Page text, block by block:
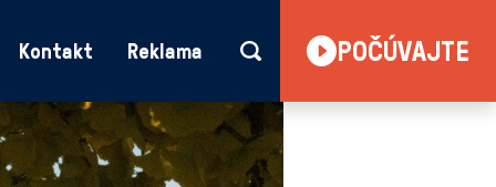
Kontakt Reklama POČÚVAJTE